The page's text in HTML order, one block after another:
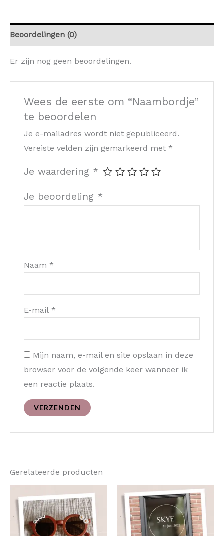
Beoordelingen (0)
Er zijn nog geen beoordelingen.
Wees de eerste om “Naambordje”
te beoordelen
Je e-mailadres wordt niet gepubliceerd.
Vereiste velden zijn gemarkeerd met *
Je waardering *
Je beoordeling *
Naam *
E-mail *
Mijn naam, e-mail en site opslaan in deze
browser voor de volgende keer wanneer ik
een reactie plaats.
Gerelateerde producten